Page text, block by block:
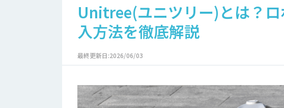
Unitree(ユニツリー)とは？
入方法を徹底解説
最終更新日:2026/06/03